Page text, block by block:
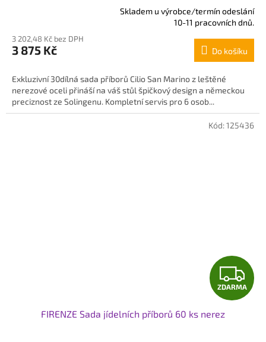
R
M
A
produktu
je
z
hvězdiček.
Skladem u výrobce/termín odeslání
10-11 pracovních dnů.
3 202,48 Kč bez DPH
3 875 Kč Do košíku
Exkluzivní 30dílná sada příborů Cilio San Marino z leštěné
nerezové oceli přináší na váš stůl špičkový design a německou
preciznost ze Solingenu. Kompletní servis pro 6 osob...
Z
D
ZDARMA
FIRENZE Sada jídelních příborů 60 ks nerez
Kód:125436